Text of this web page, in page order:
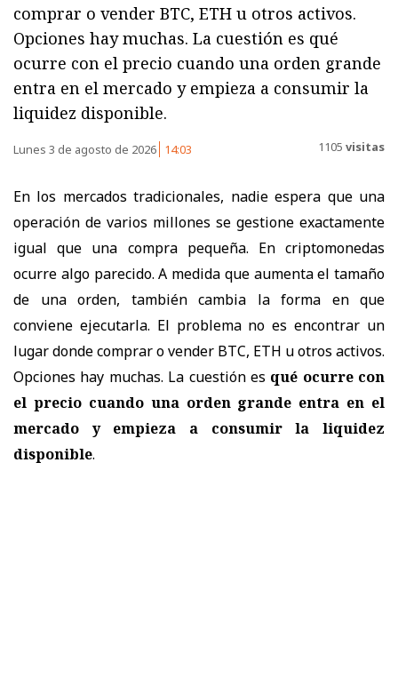
comprar o vender BTC, ETH u otros activos.
Opciones hay muchas. La cuestión es qué
ocurre con el precio cuando una orden grande
entra en el mercado y empieza a consumir la
liquidez disponible.
Lunes 3 de agosto de 2026 14:03 1105 visitas
En los mercados tradicionales, nadie espera que una
operación de varios millones se gestione exactamente
igual que una compra pequeña. En criptomonedas
ocurre algo parecido. A medida que aumenta el tamaño
de una orden, también cambia la forma en que
conviene ejecutarla. El problema no es encontrar un
lugar donde comprar o vender BTC, ETH u otros activos.
Opciones hay muchas. La cuestión es qué ocurre con
el precio cuando una orden grande entra en el
mercado y empieza a consumir la liquidez
disponible.